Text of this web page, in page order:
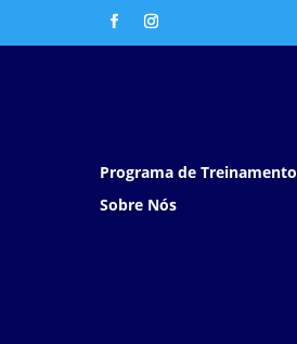
Programa de Treinamento
Sobre Nós